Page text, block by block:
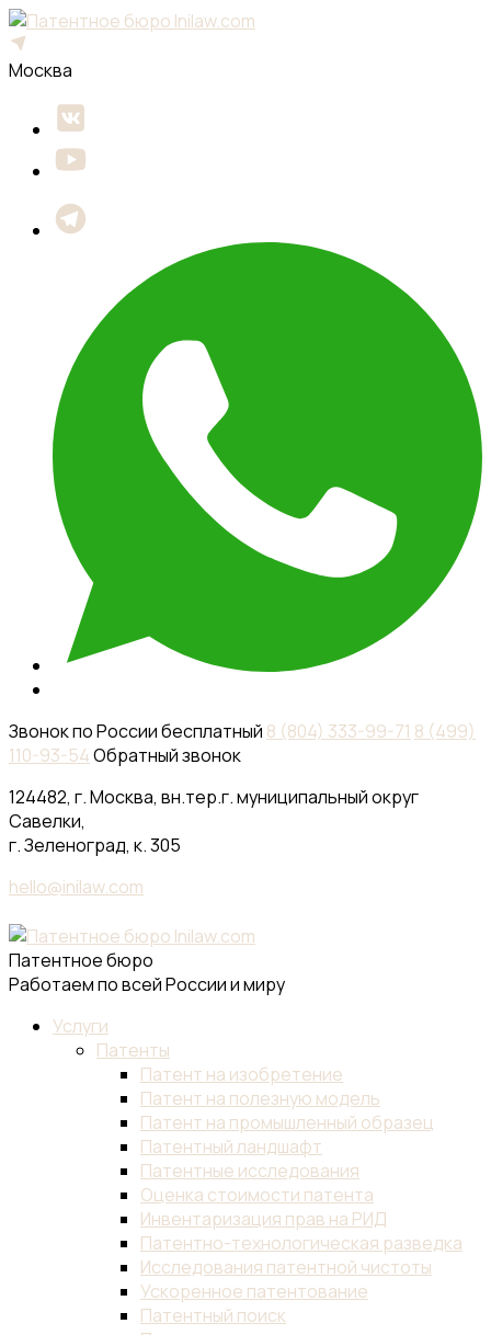
Москва
Звонок по России бесплатный 8 (804) 333-99-71 8 (499)
110-93-54Обратный звонок
124482, г. Москва, вн.тер.г. муниципальный округ
Савелки,
г. Зеленоград, к. 305
hello@inilaw.com
Патентное бюро
Работаем по всей России и миру
Услуги
Патенты
Патент на изобретение
Патент на полезную модель
Патент на промышленный образец
Патентный ландшафт
Патентные исследования
Оценка стоимости патента
Инвентаризация прав на РИД
Патентно-технологическая разведка
Исследования патентной чистоты
Ускоренное патентование
Патентный поиск